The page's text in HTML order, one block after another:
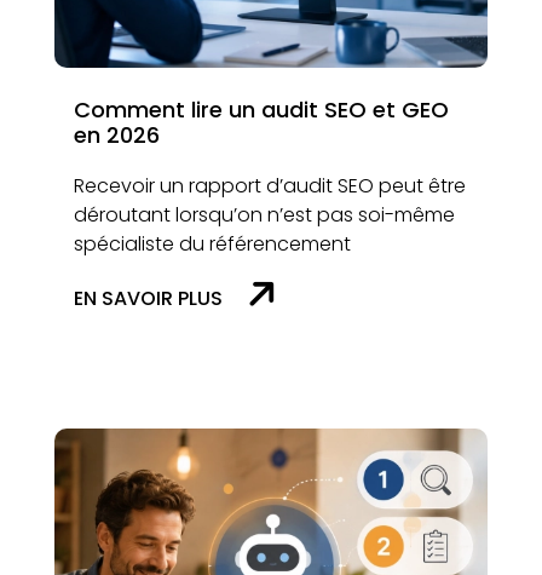
Comment lire un audit SEO et GEO
en 2026
Recevoir un rapport d’audit SEO peut être
déroutant lorsqu’on n’est pas soi-même
spécialiste du référencement
EN SAVOIR PLUS